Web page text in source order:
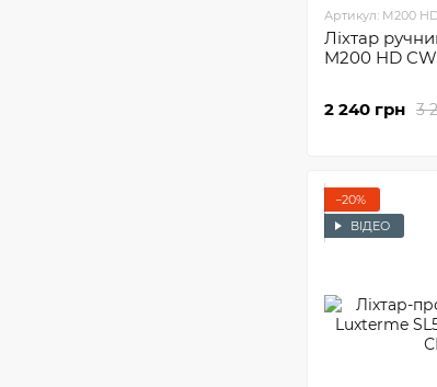
Артикул: M200
Ліхтар
M200 HD CW
3
2 240 грн
−20%
ВІДЕО